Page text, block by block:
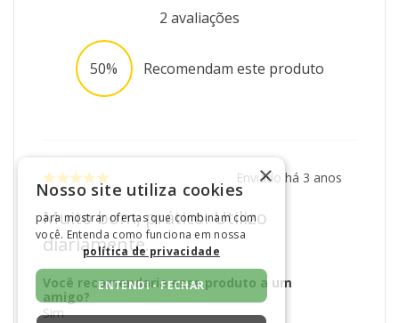
2 avaliações
50% Recomendam este produto
Enviado há 3 anos
Muito bom, prático. Utilizo
diariamente.
Você recomendaria esse produto a um
amigo?
Sim
×
Nosso site utiliza cookies
para mostrar ofertas que combinam com
você. Entenda como funciona em nossa
política de privacidade
ENTENDI - FECHAR